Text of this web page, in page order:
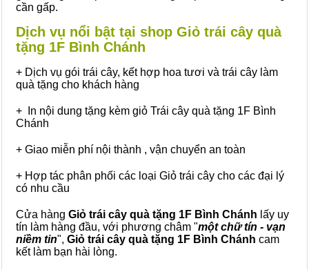
cần gấp.
Dịch vụ nổi bật tại shop Giỏ trái cây quà
tặng 1F Bình Chánh
+ Dịch vụ gói trái cây, kết hợp hoa tươi và trái cây làm
quà tặng cho khách hàng
+ In nội dung tặng kèm giỏ Trái cây quà tặng 1F Bình
Chánh
+ Giao miễn phí nội thành , vận chuyển an toàn
+ Hợp tác phân phối các loại Giỏ trái cây cho các đại lý
có nhu cầu
Cửa hàng Giỏ trái cây quà tặng 1F Bình Chánh lấy uy
tín làm hàng đầu, với phương châm "một chữ tín - vạn
niềm tin", Giỏ trái cây quà tặng 1F Bình Chánh cam
kết làm bạn hài lòng.